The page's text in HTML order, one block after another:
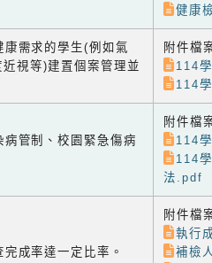
健康
需求的學生(例如氣
視等)建置個案管理並
附件檔
114
114
管制、校園緊急傷病
附件檔
114
114
法.pdf
成率達一定比率。
附件檔
執行
補檢